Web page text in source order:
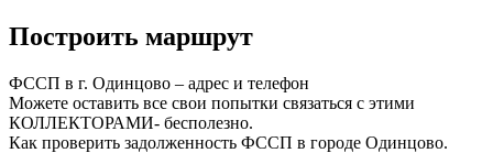
Построить маршрут
ФССП в г. Одинцово – адрес и телефон
Можете оставить все свои попытки связаться с этими
КОЛЛЕКТОРАМИ- бесполезно.
Как проверить задолженность ФССП в городе Одинцово.